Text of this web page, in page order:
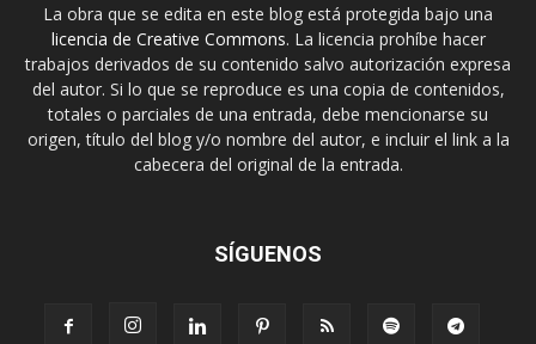
La obra que se edita en este blog está protegida bajo una
licencia de Creative Commons. La licencia prohíbe hacer
trabajos derivados de su contenido salvo autorización expresa
del autor. Si lo que se reproduce es una copia de contenidos,
totales o parciales de una entrada, debe mencionarse su
origen, título del blog y/o nombre del autor, e incluir el link a la
cabecera del original de la entrada.
SÍGUENOS